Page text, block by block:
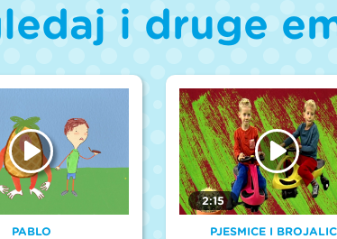
i druge
PABLO
2:15
PJESMICE I